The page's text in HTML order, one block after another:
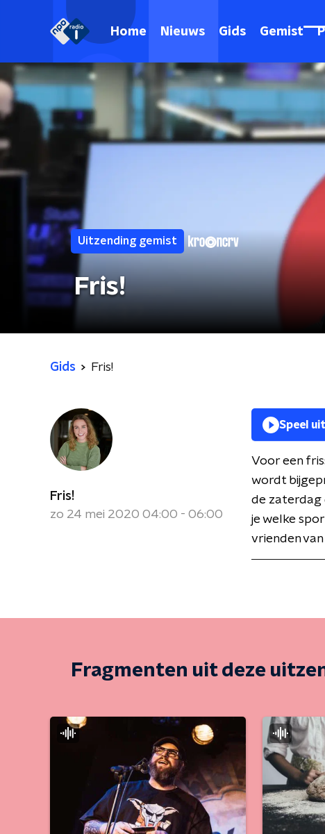
Home Nieuws Gids Gemist
Uitzending gemist
Fris!
Gids Fris!
Fris!
zo 24 mei 2020 04:00 - 06:00
Speel
Voor een
wordt
de zaterdag
je welke
vrienden
Fragmenten uit deze